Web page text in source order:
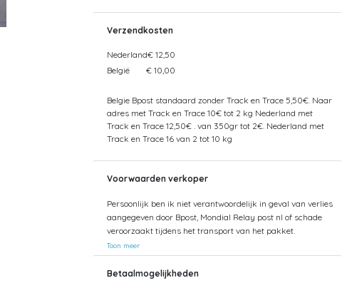
Verzendkosten
Nederland€ 12,50
België
€ 10,00
Belgie Bpost standaard zonder Track en Trace 5,50€. Naar
adres met Track en Trace 10€ tot 2 kg Nederland met
Track en Trace 12,50€ . van 350gr tot 2€. Nederland met
Track en Trace 16 van 2 tot 10 kg
Voorwaarden verkoper
Persoonlijk ben ik niet verantwoordelijk in geval van verlies
aangegeven door Bpost, Mondial Relay post nl of schade
veroorzaakt tijdens het transport van het pakket.
Toon meer
Betaalmogelijkheden